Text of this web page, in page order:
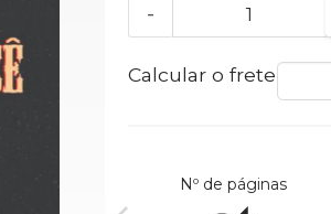
-
Calcular o frete
Nº de páginas